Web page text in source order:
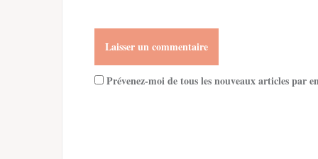
Prévenez-moi de tous les nouveaux articles par